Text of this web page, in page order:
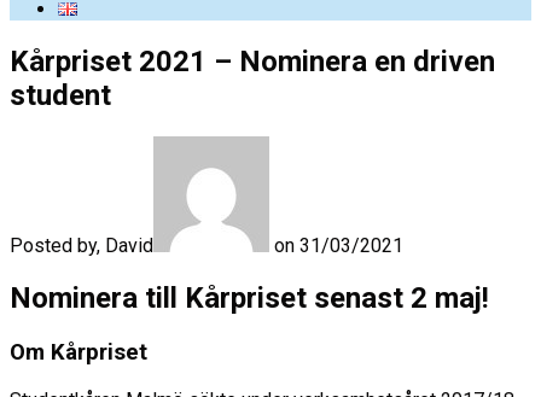
Kårpriset 2021 – Nominera en driven
student
Posted by, David on 31/03/2021
Nominera till Kårpriset senast 2 maj!
Om Kårpriset